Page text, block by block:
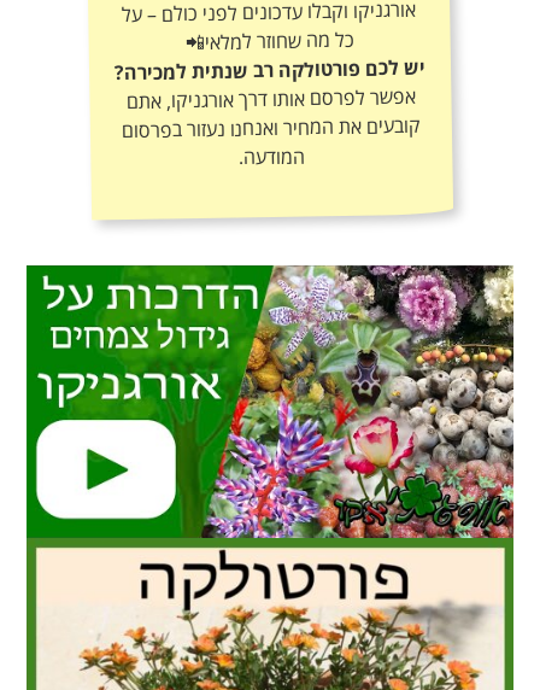
כל מה שחוזר למלאי📲
יש לכם פורטולקה רב שנתית למכירה?
אפשר לפרסם אותו דרך אורגניקו, אתם
קובעים את המחיר ואנחנו נעזור בפרסום
המודעה.